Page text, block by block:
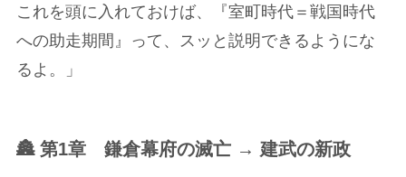
これを頭に入れておけば、『室町時代＝戦国時代
への助走期間』って、スッと説明できるようにな
るよ。」
🏯 第1章 鎌倉幕府の滅亡 → 建武の新政